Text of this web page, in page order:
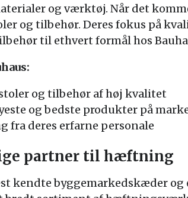
og værktøj. Når det
og tilbehør. Deres fokus på
til ethvert formål hos
og tilbehør af høj kvalitet
og bedste produkter på
fra deres erfarne personale
partner til hæftning
kendte byggemarkedskæder